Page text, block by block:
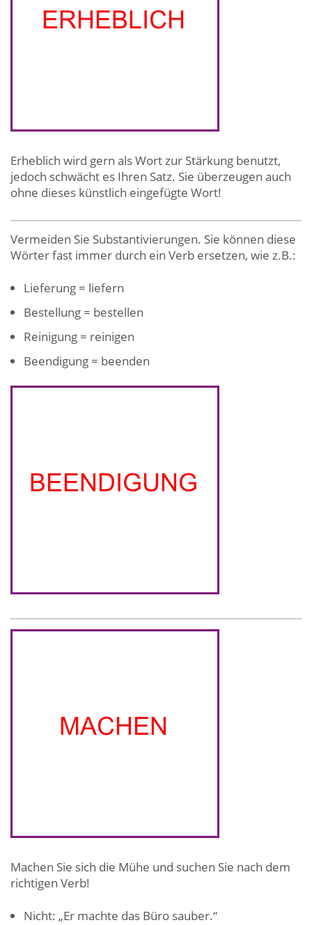
Erheblich wird gern als Wort zur Stärkung benutzt,
jedoch schwächt es Ihren Satz. Sie überzeugen auch
ohne dieses künstlich eingefügte Wort!
Vermeiden Sie Substantivierungen. Sie können diese
Wörter fast immer durch ein Verb ersetzen, wie z.B.:
Lieferung = liefern
Bestellung = bestellen
Reinigung = reinigen
Beendigung = beenden
Machen Sie sich die Mühe und suchen Sie nach dem
richtigen Verb!
Nicht: „Er machte das Büro sauber.“